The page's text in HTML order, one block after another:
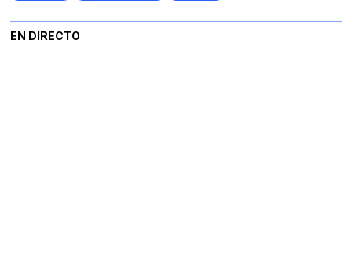
EN DIRECTO